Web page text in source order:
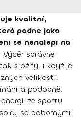
kvalitní,
padne jako
se nenalepí na
Výběr správné
složitý, i když je
velikostí,
a podobně.
ze sportu
se odbornými